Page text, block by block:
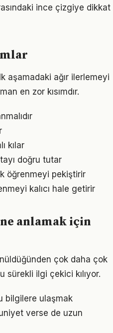
ince çizgiye dikkat
aşamadaki ağır ilerlemeyi
en zor kısımdır.
kılar
doğru tutar
öğrenmeyi pekiştirir
kalıcı hale getirir
anlamak için
çok daha çok
sürekli ilgi çekici kılıyor.
bilgilere ulaşmak
verse de uzun